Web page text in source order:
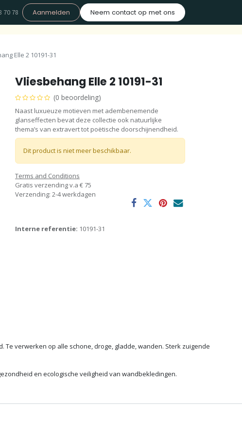
70 78 Aanmelden Neem contact op met ons
Elle 2 10191-31
Vliesbehang Elle 2 10191-31
(0 beoordeling)
Naast luxueuze motieven met adembenemende
glanseffecten bevat deze collectie ook natuurlijke
thema’s van extravert tot poëtische doorschijnendheid.
Dit product is niet meer beschikbaar.
Terms and Conditions
Gratis verzending v.a € 75
Verzending: 2-4 werkdagen
Interne referentie: 10191-31
verwerken op alle schone, droge, gladde, wanden. Sterk zuigende
en ecologische veiligheid van wandbekledingen.